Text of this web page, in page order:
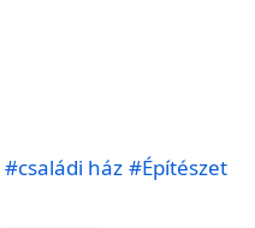
#családi ház #Építészet